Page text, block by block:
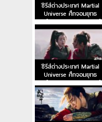
ซีรีส์ต่างประเทศ Martial
Universe ศึกจอมยุทธ
สะท้านพิภพ EP.46 พากย์
ไทย
ซีรีส์ต่างประเทศ Martial
Universe ศึกจอมยุทธ
สะท้านพิภพ EP.44 พากย์
ไทย